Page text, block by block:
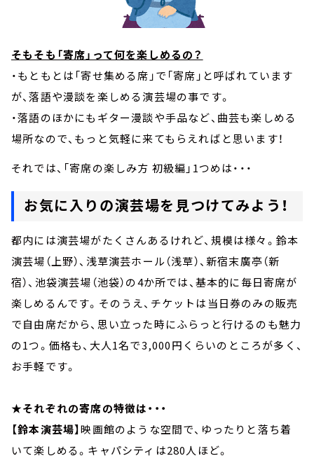
そもそも「寄席」って何を楽しめるの？
・もともとは「寄せ集める席」で「寄席」と呼ばれています
が、落語や漫談を楽しめる演芸場の事です。
・落語のほかにもギター漫談や手品など、曲芸も楽しめる
場所なので、もっと気軽に来てもらえればと思います！
それでは、「寄席の楽しみ方 初級編」1つめは・・・
お気に入りの演芸場を見つけてみよう！
都内には演芸場がたくさんあるけれど、規模は様々。鈴本
演芸場（上野）、浅草演芸ホール（浅草）、新宿末廣亭（新
宿）、池袋演芸場（池袋）の4か所では、基本的に毎日寄席が
楽しめるんです。そのうえ、チケットは当日券のみの販売
で自由席だから、思い立った時にふらっと行けるのも魅力
の1つ。価格も、大人1名で3,000円くらいのところが多く、
お手軽です。
★それぞれの寄席の特徴は・・・
【鈴本演芸場】映画館のような空間で、ゆったりと落ち着
いて楽しめる。キャパシティは280人ほど。